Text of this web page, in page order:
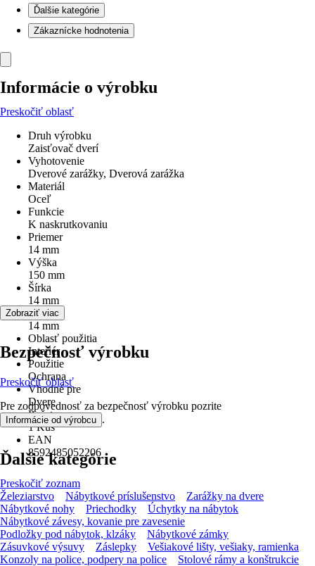
Ďalšie kategórie
Zákaznícke hodnotenia
Informácie o výrobku
Preskočiť oblasť
Druh výrobku
Zaisťovač dverí
Vyhotovenie
Dverové zarážky, Dverová zarážka
Materiál
Oceľ
Funkcie
K naskrutkovaniu
Priemer
14 mm
Výška
150 mm
Šírka
14 mm
Dĺžka
14 mm
Oblasť použitia
Interiér
Použitie
Ochrana
Vhodné pre
Dvere
Počet
1 Kus
EAN
8592485052206
Zobraziť viac
Bezpečnosť výrobku
Preskočiť oblasť
Pre zodpovednosť za bezpečnosť výrobku pozrite
Informácie od výrobcu .
Ďalšie kategórie
Preskočiť zoznam
Železiarstvo
Nábytkové príslušenstvo
Zarážky na dvere
Nábytkové nohy
Priechodky
Úchytky na nábytok
Nábytkové závesy, kovanie pre zavesenie
Podložky pod nábytok, klzáky
Nábytkové zámky
Zásuvkové výsuvy
Záslepky
Vešiakové lišty, vešiaky, ramienka
Konzoly na police, podpery na police
Stolové rámy a konštrukcie